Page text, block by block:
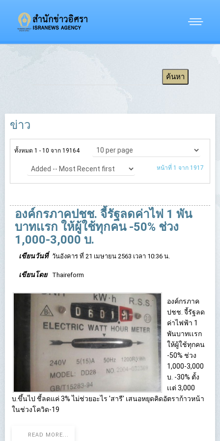
ข่าว
ทั้งหมด 1 - 10 จาก 19164
หน้าที่ 1 จาก 1917
องค์กรภาคปชช. จี้รัฐลดค่าไฟ 1 พัน
บาทเเรก ให้ผู้ใช้ทุกคน -50% ช่วง
1,000-3,000 บ.
เขียนวันที่ วันอังคาร ที่ 21 เมษายน 2563 เวลา 10:36 น.
เขียนโดย Thaireform
องค์กรภาค
ปชช. จี้รัฐลด
ค่าไฟฟ้า 1
พันบาทเเรก
ให้ผู้ใช้ทุกคน
-50% ช่วง
1,000-3,000
บ. -30% ตั้ง
เเต่ 3,000
บ.ขึ้นไป ชี้ลดแค่ 3% ไม่ช่วยอะไร 'สารี' เสนอหยุดคิดอัตราก้าวหน้า
ในช่วงโควิด-19
READ MORE...